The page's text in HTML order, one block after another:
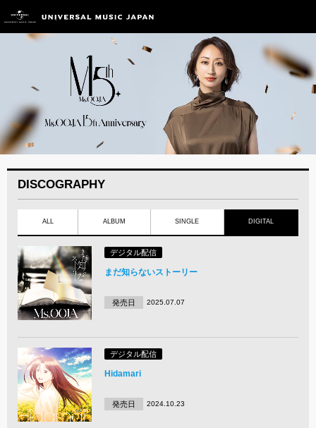
DISCOGRAPHY
ALL ALBUM SINGLE DIGITAL
デジタル配信
まだ知らないストーリー
発売日 2025.07.07
デジタル配信
Hidamari
発売日 2024.10.23